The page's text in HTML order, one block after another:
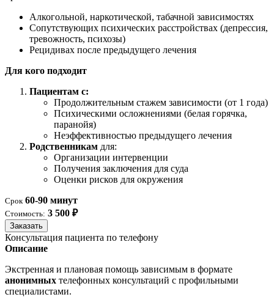
Алкогольной, наркотической, табачной зависимостях
Сопутствующих психических расстройствах (депрессия,
тревожность, психозы)
Рецидивах после предыдущего лечения
Для кого подходит
Пациентам с:
Продолжительным стажем зависимости (от 1 года)
Психическими осложнениями (белая горячка,
паранойя)
Неэффективностью предыдущего лечения
Родственникам для:
Организации интервенции
Получения заключения для суда
Оценки рисков для окружения
Срок 60-90 минут
Стоимость: 3 500 ₽
Заказать
Консультация пациента по телефону
Описание
Экстренная и плановая помощь зависимым в формате
анонимных телефонных консультаций с профильными
специалистами.